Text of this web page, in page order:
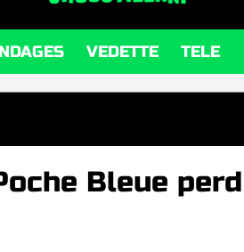
VEDETTE TELE
Bleue perd